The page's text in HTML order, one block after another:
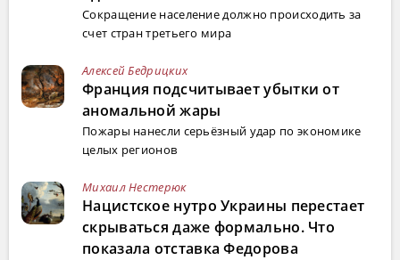
Сокращение население должно происходить за
счет стран третьего мира
Алексей Бедрицких
Франция подсчитывает убытки от
аномальной жары
Пожары нанесли серьёзный удар по экономике
целых регионов
Михаил Нестерюк
Нацистское нутро Украины перестает
скрываться даже формально. Что
показала отставка Федорова